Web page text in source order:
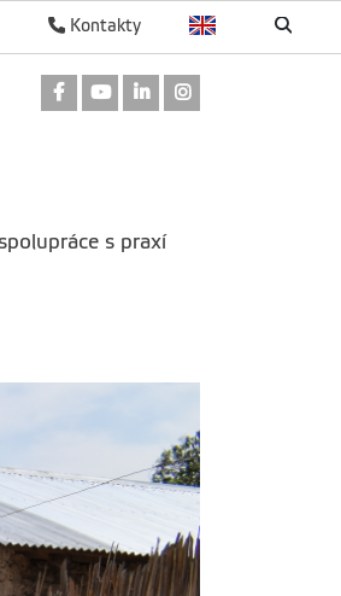
Kontakty
Odkaz na Facebook
Odkaz na Youtube
Odkaz na LinkedIn
s praxí